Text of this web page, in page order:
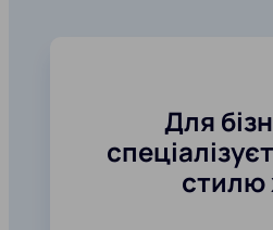
Для
стилю